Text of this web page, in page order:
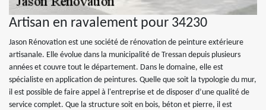
Artisan en ravalement pour 34230
Jason Rénovation est une société de rénovation de peinture extérieure
artisanale. Elle évolue dans la municipalité de Tressan depuis plusieurs
années et couvre tout le département. Dans le domaine, elle est
spécialiste en application de peintures. Quelle que soit la typologie du mur,
il est possible de faire appel à l'entreprise et de disposer d’une qualité de
service complet. Que la structure soit en bois, béton et pierre, il est